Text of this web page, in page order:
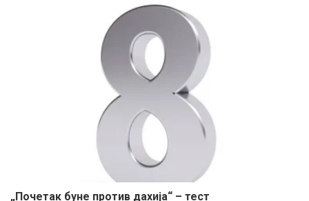
„Почетак буне против дахија“ – тест